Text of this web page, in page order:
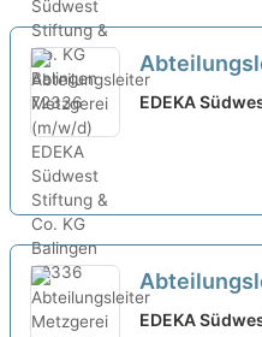
(m/w/d)
EDEKA
(m/w/d)
EDEKA